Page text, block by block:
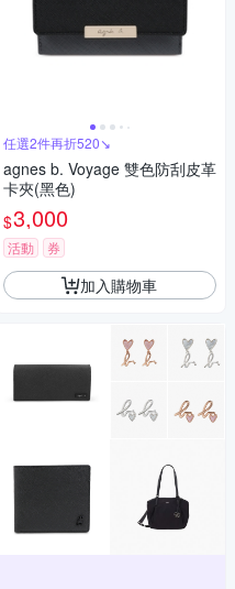
任選2件再折520↘
agnes b. Voyage 雙色防刮皮革
卡夾(黑色)
$3,000
活動 券
加入購物車